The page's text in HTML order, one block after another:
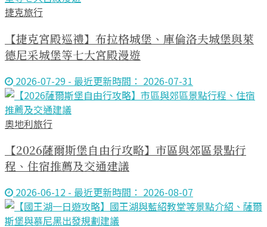
捷克旅行
【捷克宮殿巡禮】布拉格城堡、庫倫洛夫城堡與萊
德尼采城堡等七大宮殿漫遊
2026-07-29 - 最近更新時間： 2026-07-31
奧地利旅行
【2026薩爾斯堡自由行攻略】市區與郊區景點行
程、住宿推薦及交通建議
2026-06-12 - 最近更新時間： 2026-08-07